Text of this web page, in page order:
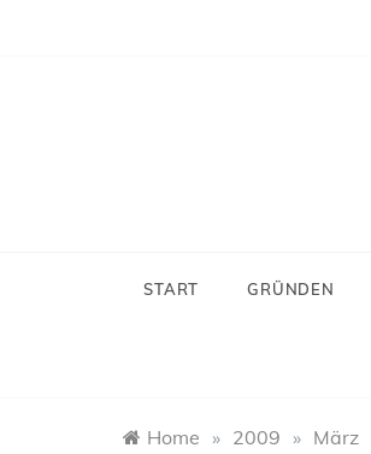
START GRÜNDEN
Home » 2009 » März